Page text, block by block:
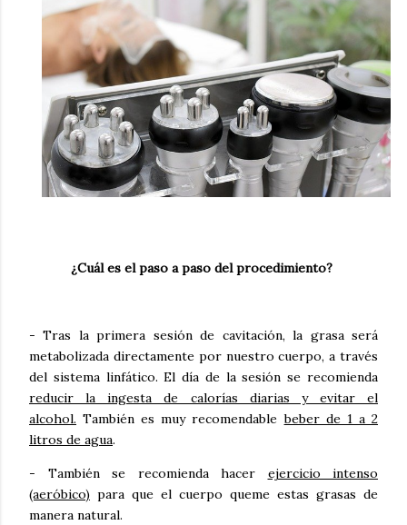
¿Cuál es el paso a paso del procedimiento?
- Tras la primera sesión de cavitación, la grasa será
metabolizada directamente por nuestro cuerpo, a través
del sistema linfático. El día de la sesión se recomienda
reducir la ingesta de calorías diarias y evitar el
alcohol. También es muy recomendablebeber de 1 a 2
litros de agua.
- También se recomienda hacer ejercicio intenso
(aeróbico) para que el cuerpo queme estas grasas de
manera natural.